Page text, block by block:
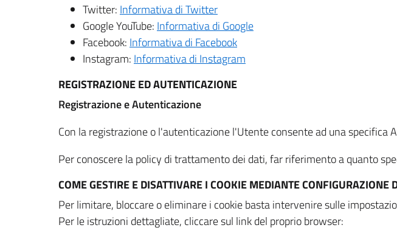
Twitter: Informativa di Twitter
Google YouTube: Informativa di Google
Facebook: Informativa di Facebook
Instagram: Informativa di Instagram
REGISTRAZIONE ED AUTENTICAZIONE
Registrazione e Autenticazione
Con la registrazione o l'autenticazione l'Utente consente ad una specifica
Per conoscere la policy di trattamento dei dati, far riferimento a quanto
COME GESTIRE E DISATTIVARE I COOKIE MEDIANTE CONFIGURAZIONE
Per limitare, bloccare o eliminare i cookie basta intervenire sulle
Per le istruzioni dettagliate, cliccare sul link del proprio browser: